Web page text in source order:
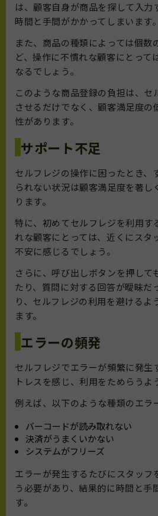
は、顧客自身が商品を探して入力
時間と手間がかかってしまいます。
また、商品の種類によっては個数
ど、操作に不慣れな顧客にとって
なるでしょう。
このような商品登録の負担は、セ
させるだけでなく、顧客満足度の
性があります。
サポート不足
セルフレジの操作に困ったとき、
られない状況は顧客満足度を著し
ります。
特に、初めてセルフレジを利用す
れな顧客にとっては、近くにスタ
不安に感じるでしょう。
さらに、呼び出しボタンを押して
たり、質問に対する回答が曖昧だ
り、セルフレジの利用を避けるよ
ます。
エラーの頻発
セルフレジでエラーが頻繁に発生
トレスを感じ、利用をためらうよ
例えば、以下のような種類のエラ
バーコードが読み取れない
決済がうまくいかない
システムがフリーズ
エラーが発生するたびにスタッフ
う必要があり、結果的に時間と手
す。